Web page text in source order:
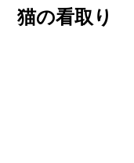
猫の看取り